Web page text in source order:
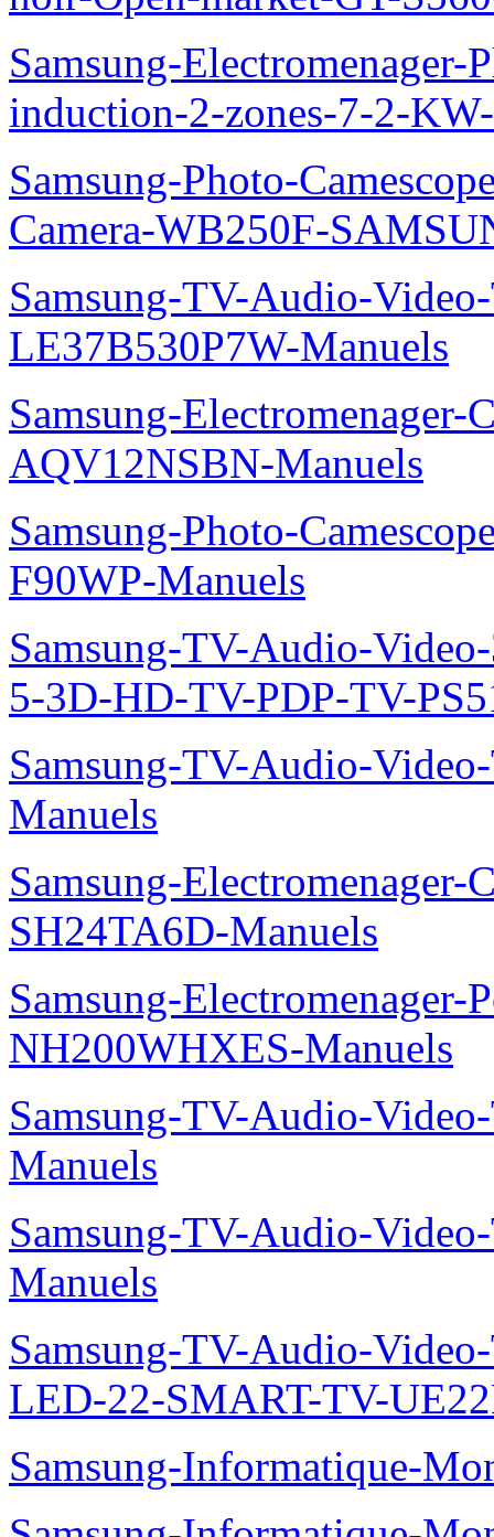
Samsung-Electromenager-
induction-2-zones-7-2-
Samsung-Photo-
Camera-WB250F-
Samsung-TV-Audio-
LE37B530P7W-Manuels
Samsung-Electromenager-
AQV12NSBN-Manuels
Samsung-Photo-
F90WP-Manuels
Samsung-TV-Audio-
5-3D-HD-TV-PDP-TV-
Samsung-TV-Audio-
Manuels
Samsung-Electromenager-
SH24TA6D-Manuels
Samsung-
NH200WHXES-Manuels
Samsung-TV-Audio-
Manuels
Samsung-TV-Audio-
Manuels
Samsung-TV-Audio-
LED-22-SMART-TV-
Samsung-Informatique-